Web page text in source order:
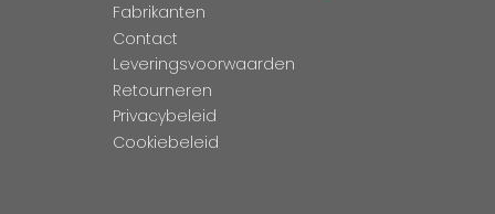
Fabrikanten
Contact
Leveringsvoorwaarden
Retourneren
Privacybeleid
Cookiebeleid